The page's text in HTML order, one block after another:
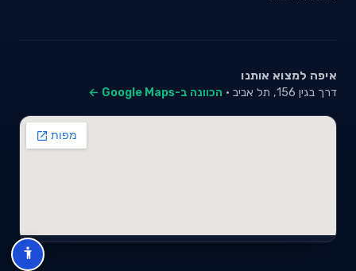
איפה למצוא אותנו
דרך בגין 156, תל אביב · הכוונה ב-Google Maps ←